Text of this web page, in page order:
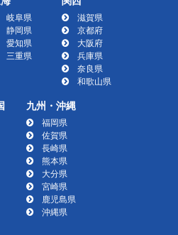
岐阜県
静岡県
愛知県
三重県
滋賀県
京都府
大阪府
兵庫県
奈良県
和歌山県
九州・沖縄
福岡県
佐賀県
長崎県
熊本県
大分県
宮崎県
鹿児島県
沖縄県